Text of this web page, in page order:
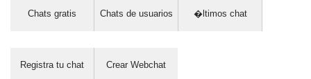
Chats gratis Chats de usuarios �ltimos chat
Registra tu chat Crear Webchat